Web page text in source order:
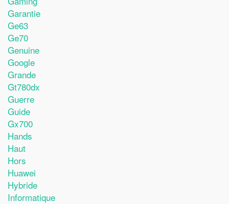
Garantie
Ge63
Ge70
Genuine
Google
Grande
Gt780dx
Guerre
Guide
Gx700
Hands
Haut
Hors
Huawei
Hybride
Informatique